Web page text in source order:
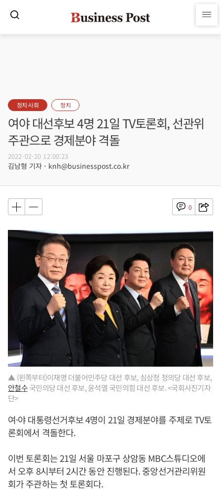
정치·사회 정치
여야 대선후보 4명 21일 TV토론회, 선관위
주관으로 경제분야 격돌
2022-02-20 12:00:23
김남형 기자 - knh@businesspost.co.kr
0
▲ (왼쪽부터)이재명 더불어민주당 대선 후보, 심상정 정의당 대선 후보,
안철수국민의당 대선 후보, 윤석열 국민의힘 대선 후보. <국회사진기자
단>
여·야 대통령선거후보 4명이 21일 경제분야를 주제로 TV토
론회에서 격돌한다.
이번 토론회는 21일 서울 마포구 상암동 MBC스튜디오에
서 오후 8시부터 2시간 동안 진행된다. 중앙선거관리위원
회가 주관하는 첫 토론회다.